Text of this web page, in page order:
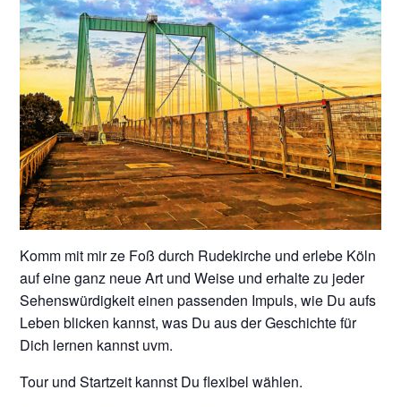
Komm mit mir ze Foß durch Rudekirche und erlebe Köln
auf eine ganz neue Art und Weise und erhalte zu jeder
Sehenswürdigkeit einen passenden Impuls, wie Du aufs
Leben blicken kannst, was Du aus der Geschichte für
Dich lernen kannst uvm.
Tour und Startzeit kannst Du flexibel wählen.